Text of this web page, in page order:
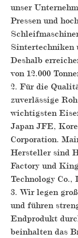
unser
Pressen und
Sintertechniken
Deshalb
von 12.000
2. Für die
zuverlässige
wichtigsten
Japan JFE,
Corporation.
Hersteller sind
Factory und
Technology Co.,
3. Wir legen
und führen
Endprodukt
beinhalten das